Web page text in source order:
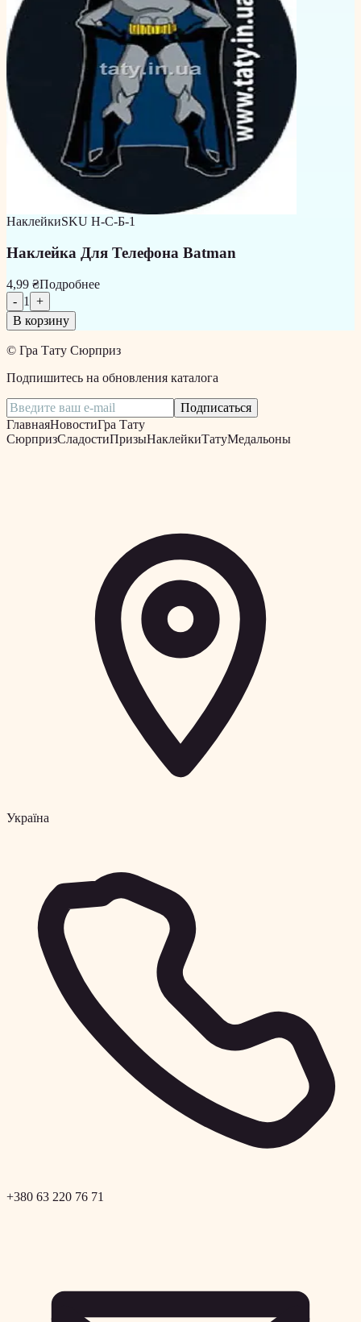
НаклейкиSKU Н-С-Б-1
Наклейка Для Телефона Batman
4,99 ₴Подробнее
- 1
+
В корзину
© Гра Тату Сюрприз
Подпишитесь на обновления каталога
Подписаться
ГлавнаяНовостиГра Тату
СюрпризСладостиПризыНаклейкиТатуМедальоны
Україна
+380 63 220 76 71